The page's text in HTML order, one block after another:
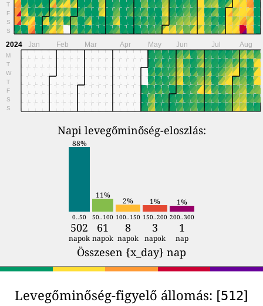
T
F
S
S
2024
M
T
W
T
F
S
S
Jan Feb Mar Apr May Jun Jul Aug
Napi levegőminőség-eloszlás:
88%
11%
2% 1% 1%
0..50 50..100 100..150 150..200 200..300
502 61 8 3 1
napok napok napok napok nap
Összesen {x_day} nap
Levegőminőség-figyelő állomás: [512]